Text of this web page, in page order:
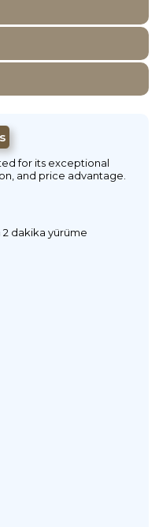
for its exceptional
and price advantage.
2 dakika yürüme